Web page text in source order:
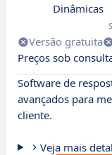
Dinâmicas
Versão gratuita
Preços sob
Software de
avançados para
cliente.
Veja mais